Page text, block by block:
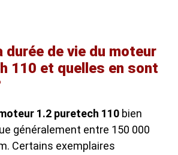
durée de vie du moteur
110 et quelles en sont
1.2 puretech 110 bien
généralement entre 150 000
Certains exemplaires